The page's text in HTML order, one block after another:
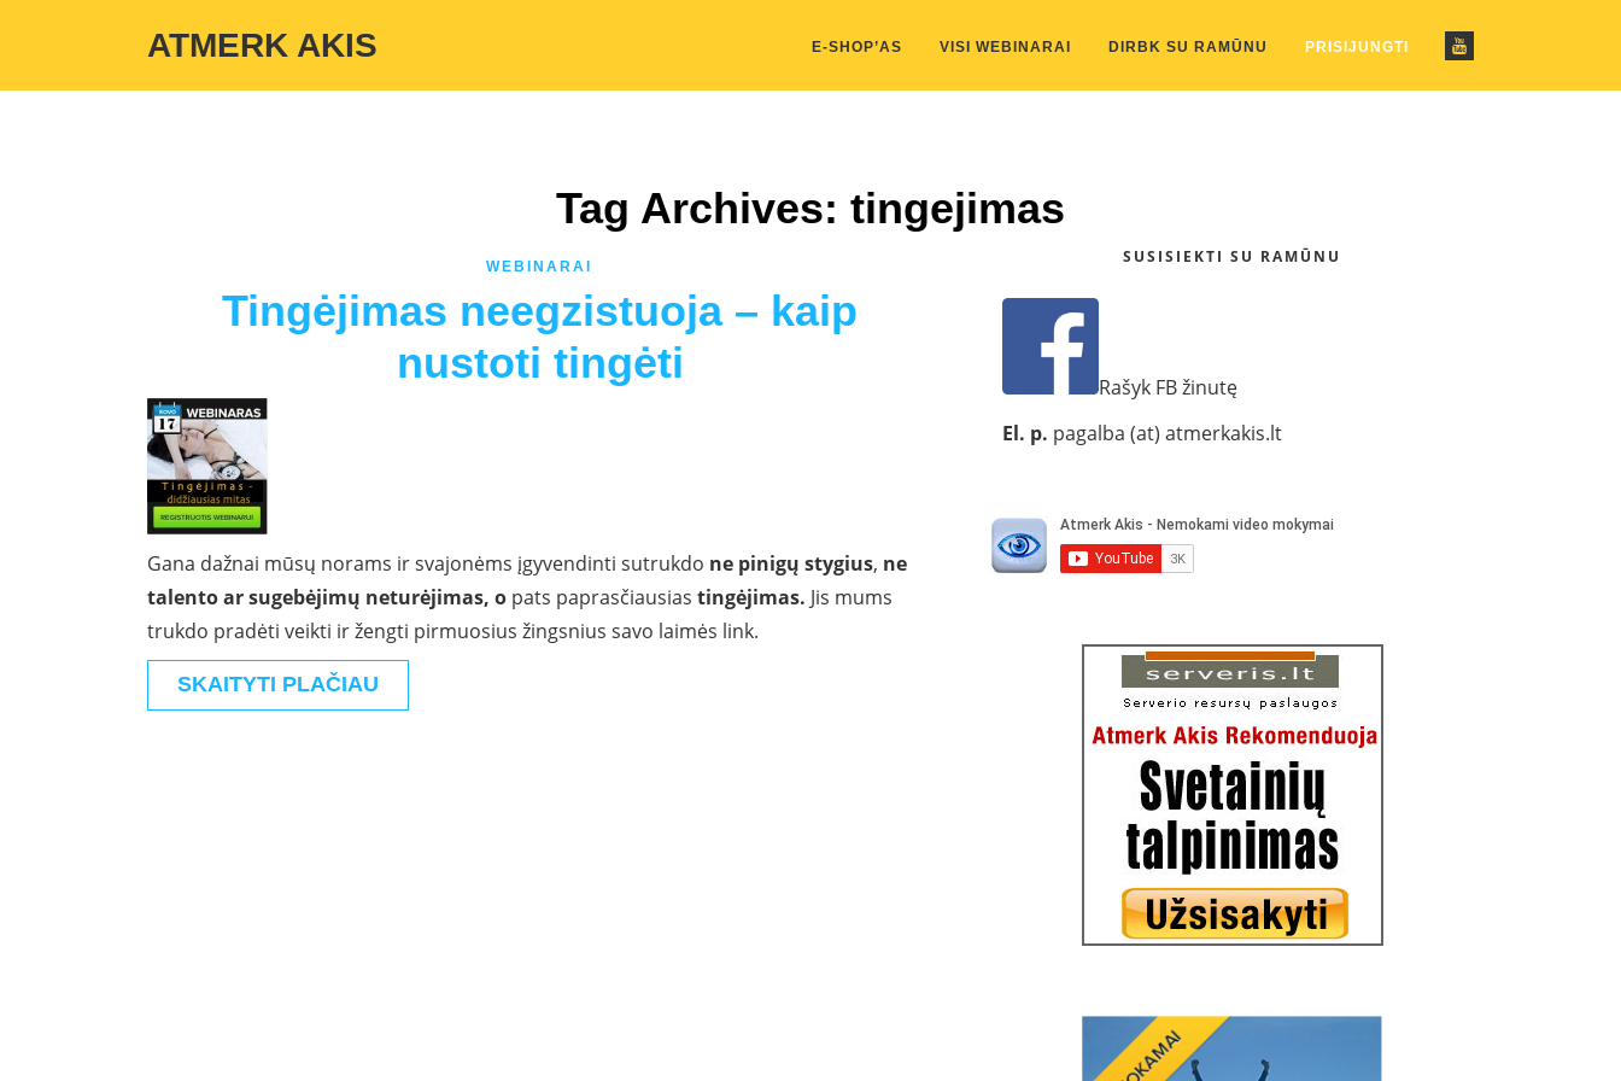
ATMERK AKIS E-SHOP’AS VISI WEBINARAI DIRBK SU RAMŪNU PRISIJUNGTI
Tag Archives: tingejimas
WEBINARAI
Tingėjimas neegzistuoja – kaip
nustoti tingėti
Gana dažnai mūsų norams ir svajonėms įgyvendinti sutrukdo ne pinigų stygius, ne
talento ar sugebėjimų neturėjimas, o pats paprasčiausias tingėjimas. Jis mums
trukdo pradėti veikti ir žengti pirmuosius žingsnius savo laimės link.
SKAITYTI PLAČIAU
SUSISIEKTI SU RAMŪNU
Rašyk FB žinutę
El. p. pagalba (at) atmerkakis.lt